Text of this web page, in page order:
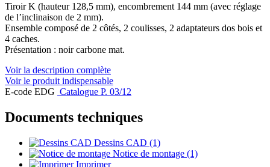
Tiroir K (hauteur 128,5 mm), encombrement 144 mm (avec réglage
de l’inclinaison de 2 mm).
Ensemble composé de 2 côtés, 2 coulisses, 2 adaptateurs dos bois et
4 caches.
Présentation : noir carbone mat.
Voir la description complète
Voir le produit indispensable
E-code EDG Catalogue P. 03/12
Documents techniques
Dessins CAD (1)
Notice de montage (1)
Imprimer